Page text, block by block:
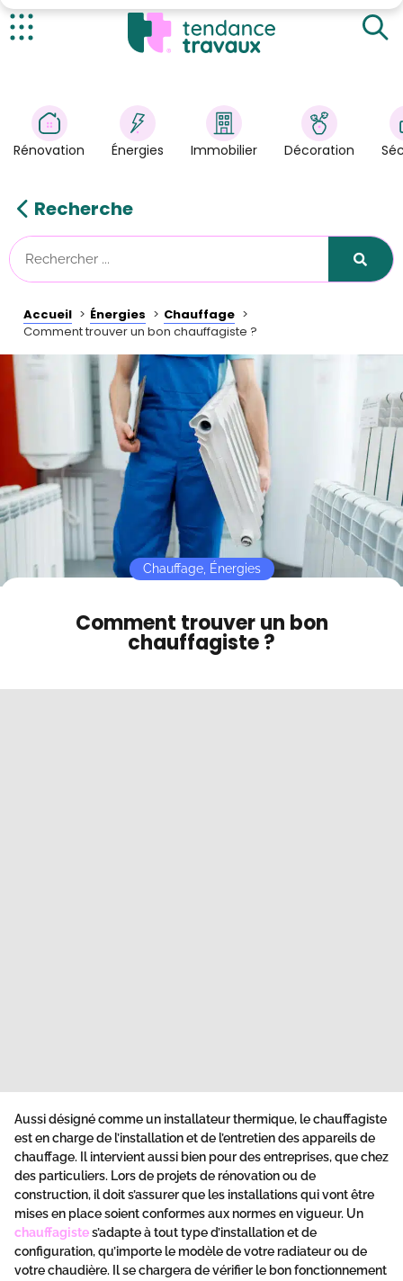
Énergies
Immobilier
Astuces/DIY
Tendance Travaux
Kit partenaire
Contact
Mode sombre
Rénovation Énergies Immobilier Décoration
Recherche
Accueil Énergies
Chauffage
Comment trouver un bon chauffagiste ?
Comment trouver un bon chauffagiste ?
Pour quelles pannes appeler un chauffagiste ?
Comment trouver un bon
chauffagiste ?
Chauffage, Énergies
Aussi désigné comme un installateur thermique, le chauffagiste
est en charge de l’installation et de l’entretien des appareils de
chauffage. Il intervient aussi bien pour des entreprises, que chez
des particuliers. Lors de projets de rénovation ou de
construction, il doit s’assurer que les installations qui vont être
mises en place soient conformes aux normes en vigueur. Un
chauffagistes’adapte à tout type d’installation et de
configuration, qu’importe le modèle de votre radiateur ou de
votre chaudière. Il se chargera de vérifier le bon fonctionnement